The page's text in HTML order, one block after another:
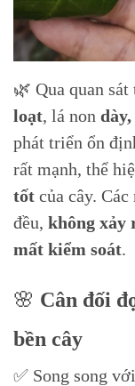
🌿 Qua quan sát
loạt, lá non
phát triển ổn
rất mạnh, thể
tốt của cây.
đều, không xảy
mất kiểm soát.
🌸 Cân đối
bền cây
✅ Song song